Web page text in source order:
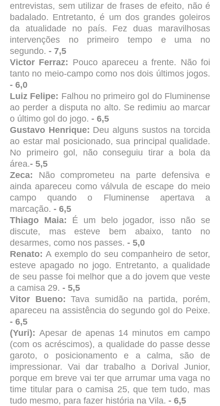
entrevistas, sem utilizar de frases de efeito, não é
badalado. Entretanto, é um dos grandes goleiros
da atualidade no país. Fez duas maravilhosas
intervenções no primeiro tempo e uma no
segundo. - 7,5
Victor Ferraz: Pouco apareceu a frente. Não foi
tanto no meio-campo como nos dois últimos jogos.
- 6,0
Luiz Felipe: Falhou no primeiro gol do Fluminense
ao perder a disputa no alto. Se redimiu ao marcar
o último gol do jogo. - 6,5
Gustavo Henrique: Deu alguns sustos na torcida
ao estar mal posicionado, sua principal qualidade.
No primeiro gol, não conseguiu tirar a bola da
área.- 5,5
Zeca: Não comprometeu na parte defensiva e
ainda apareceu como válvula de escape do meio
campo quando o Fluminense apertava a
marcação. - 6,5
Thiago Maia: É um belo jogador, isso não se
discute, mas esteve bem abaixo, tanto no
desarmes, como nos passes. - 5,0
Renato:A exemplo do seu companheiro de setor,
esteve apagado no jogo. Entretanto, a qualidade
de seu passe foi melhor que a do jovem que veste
a camisa 29. - 5,5
Vitor Bueno: Tava sumidão na partida, porém,
apareceu na assistência do segundo gol do Peixe.
- 6,5
(Yuri):Apesar de apenas 14 minutos em campo
(com os acréscimos), a qualidade do passe desse
garoto, o posicionamento e a calma, são de
impressionar. Vai dar trabalho a Dorival Junior,
porque em breve vai ter que arrumar uma vaga no
time titular para o camisa 25, que tem tudo, mas
tudo mesmo, para fazer história na Vila. - 6,5